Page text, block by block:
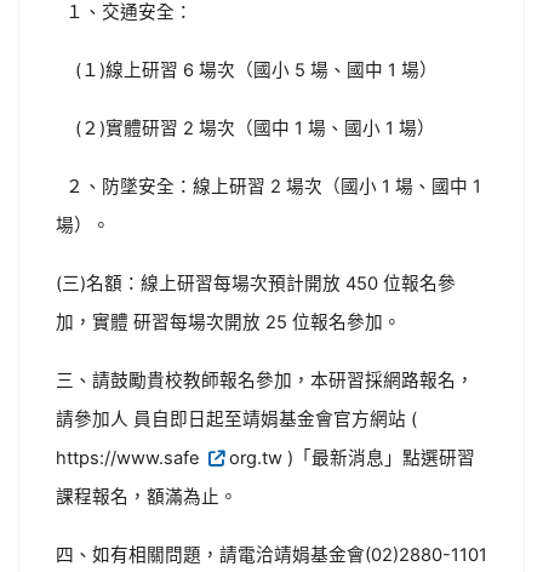
１、交通安全：
(１)線上研習 6 場次（國小 5 場、國中 1 場）
(２)實體研習 2 場次（國中 1 場、國小 1 場）
２、防墜安全：線上研習 2 場次（國小 1 場、國中 1
場）。
(三)名額：線上研習每場次預計開放 450 位報名參
加，實體 研習每場次開放 25 位報名參加。
三、請鼓勵貴校教師報名參加，本研習採網路報名，
請參加人 員自即日起至靖娟基金會官方網站 (
https://www.safe
org.tw )「最新消息」點選研習
課程報名，額滿為止。
四、如有相關問題，請電洽靖娟基金會(02)2880-1101